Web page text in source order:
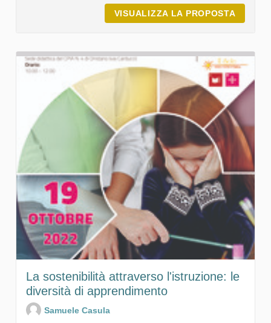
VISUALIZZA LA PROPOSTA
La sostenibilità attraverso l'istruzione: le
diversità di apprendimento
Samuele Casula